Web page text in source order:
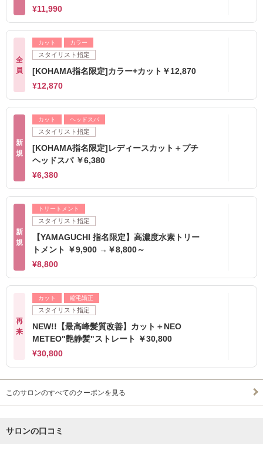
¥11,990
全
員
カット カラー
スタイリスト指定
[KOHAMA指名限定]カラー+カット￥12,870
¥12,870
新
規
カット ヘッドスパ
スタイリスト指定
[KOHAMA指名限定]レディースカット＋プチ
ヘッドスパ ￥6,380
¥6,380
新
規
トリートメント
スタイリスト指定
【YAMAGUCHI 指名限定】高濃度水素トリー
トメント ￥9,900 →￥8,800～
¥8,800
再
来
カット 縮毛矯正
スタイリスト指定
NEW!!【最高峰髪質改善】カット＋NEO
METEO"艶静髪"ストレート ￥30,800
¥30,800
このサロンのすべてのクーポンを見る
サロンの口コミ